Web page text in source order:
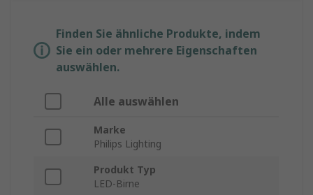
Finden Sie ähnliche Produkte, indem
Sie ein oder mehrere Eigenschaften
auswählen.
Alle auswählen
Marke
Philips Lighting
Produkt Typ
LED-Birne